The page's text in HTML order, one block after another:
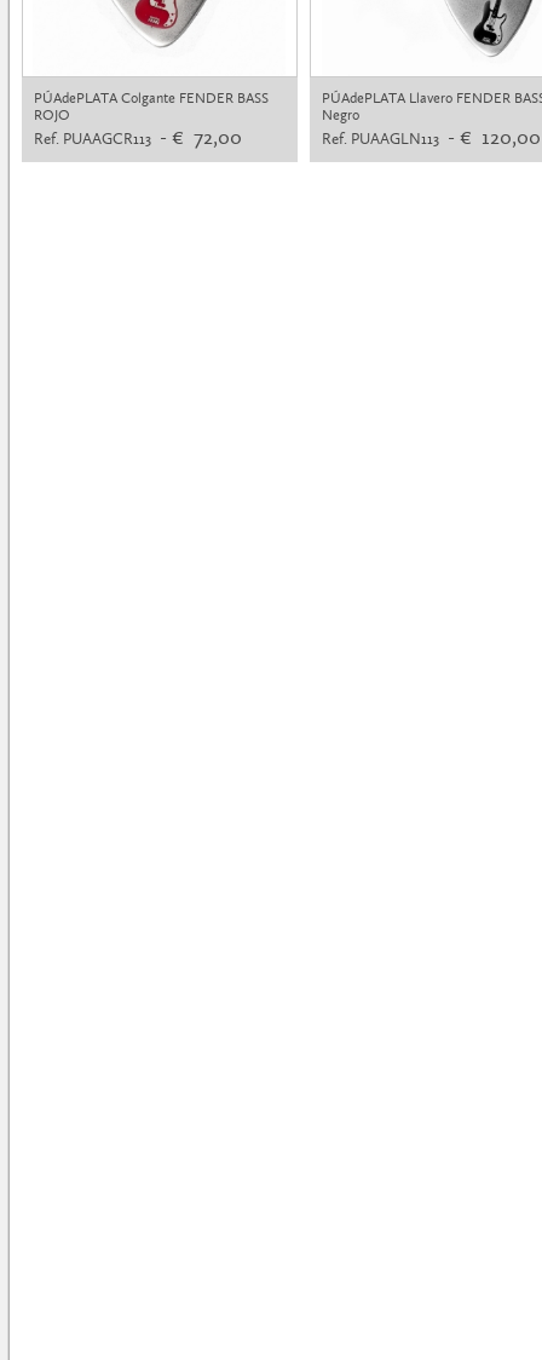
PÚAdePLATA Colgante FENDER BASS
ROJO
Ref. PUAAGCR113 - € 72,00
PÚAdePLATA Llavero FENDER
Negro
Ref. PUAAGLN113 - € 120,00